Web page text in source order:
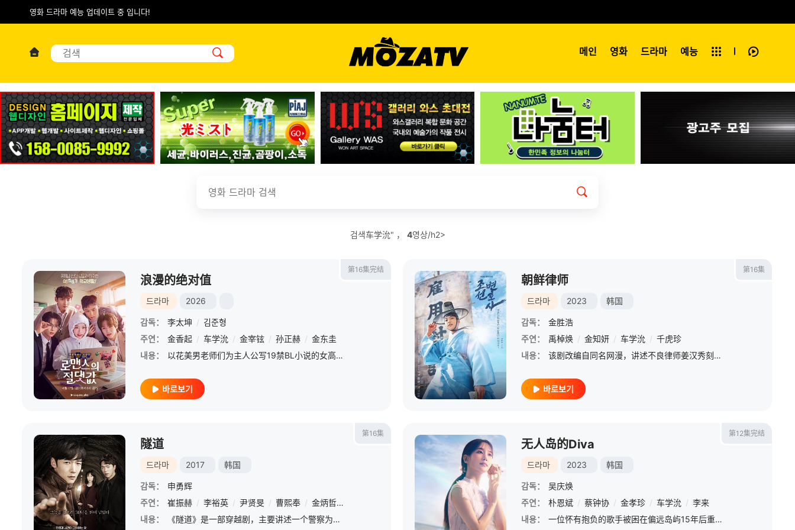
영화 드라마 예능 업데이트 중 입니다!
메인 영화 드라마 예능
전체보기
검색车学沇" ， 4영상/h2>
第16集完结
浪漫的绝对值
드라마 2026
감독： 李太坤 / 김준형
주연：
金香起 / 车学沇 / 金宰铉 / 孙正赫 / 金东圭
내용：
以花美男老师们为主人公写19禁BL小说的女高中生喜欢上了数学老师，成为主人公的青春浪漫喜剧成长故事。
바로보기
第16集
朝鲜律师
드라마 2023 韩国
감독：
金胜浩
주연：
禹棹焕 / 金知妍 / 车学沇 / 千虎珍
내용：
该剧改编自同名网漫，讲述不良律师姜汉秀刻意诉讼、利用受害者的心，却意外成为百姓的恩人，并被推崇为英雄，最终成长为真正的正义律师的痛快且温暖的故事。
바로보기
第16集
隧道
드라마 2017 韩国
감독：
申勇辉
주연：
崔振赫 / 李裕英 / 尹贤旻 / 曹熙奉 / 金炳哲 / 车学沇 / 文淑 许成泰 楊朱虎 / 金民尚 / 卢泰烨 / 赵胜渊 / 徐恩雅 / 全镇基
내용：
《隧道》是一部穿越剧，主要讲述一个警察为了救女儿，从过去（1986年）穿越到现在（2016年）发生的故事，他每到一个地方都会发生横冲直撞的事情，剧中将会展现一个过去的男警察土里土气的漂流记故事。此剧由
第12集完结
无人岛的Diva
드라마 2023 韩国
감독：
吴庆焕
주연：
朴恩斌 / 蔡钟协 / 金孝珍 / 车学沇 / 李来
내용：
一位怀有抱负的歌手被困在偏远岛屿15年后重新回归社会，不顾一切地追寻她成为歌后的梦想。